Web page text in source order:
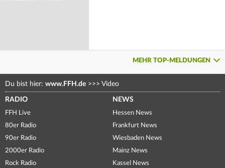
MEHR TOP-MELDUNGEN
Du bist hier: www.FFH.de >>> Video
RADIO
FFH Live
80er Radio
90er Radio
2000er Radio
Rock Radio
NEWS
Hessen News
Frankfurt News
Wiesbaden News
Mainz News
Kassel News